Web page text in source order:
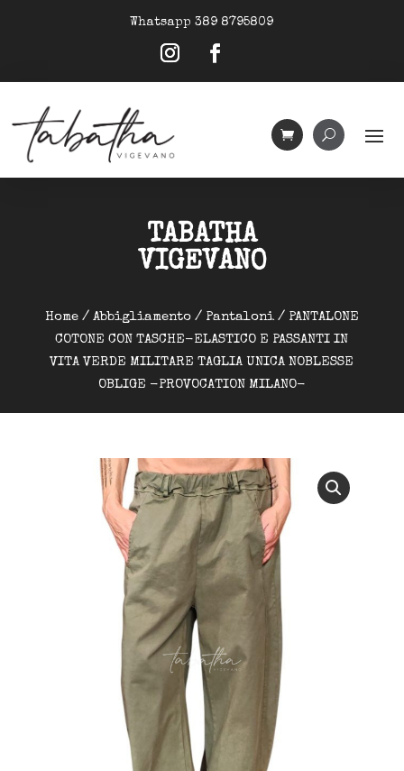
Whatsapp 389 8795809
TABATHA
VIGEVANO
Home/ Abbigliamento/ Pantaloni/ PANTALONE
COTONE CON TASCHE-ELASTICO E PASSANTI IN
VITA VERDE MILITARE TAGLIA UNICA NOBLESSE
OBLIGE -PROVOCATION MILANO-